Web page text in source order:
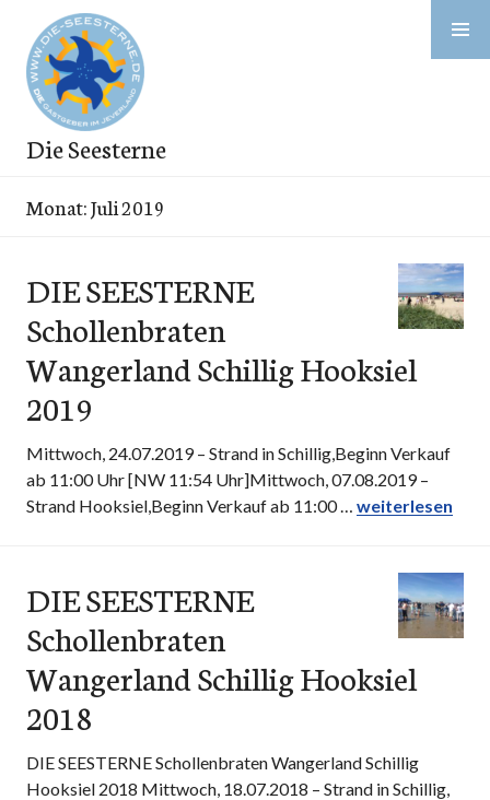
Inhalt
springen
Die Seesterne
Monat:Juli 2019
DIE SEESTERNE
Schollenbraten
Wangerland Schillig Hooksiel
2019
Mittwoch, 24.07.2019 – Strand in Schillig,Beginn Verkauf
ab 11:00 Uhr [NW 11:54 Uhr]Mittwoch, 07.08.2019 –
Strand Hooksiel,Beginn Verkauf ab 11:00 … DIE
weiterlesen
DIE SEESTERNE
Schollenbraten
Wangerland Schillig Hooksiel
2018
DIE SEESTERNE Schollenbraten Wangerland Schillig
Hooksiel 2018 Mittwoch, 18.07.2018 – Strand in Schillig,